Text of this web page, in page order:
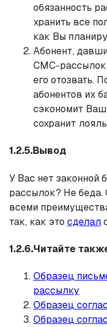
обязанность
хранить все
как Вы
Абонент,
СМС-
его отозвать.
абонентов их
сэкономит
сохранит
1.2.5.Вывод
У Вас нет законной
рассылок? Не беда.
всеми
так, как это сделал
1.2.6.Читайте
Образец
рассылку
Образец
Образец